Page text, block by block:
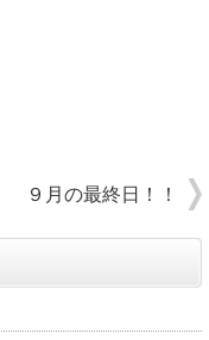
９月の最終日！！